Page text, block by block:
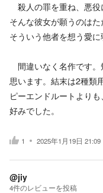
殺人の罪を重ね、悪役
そんな彼女が願うのはた
そういう他者を想う愛
間違いなく名作です。
思います。結末は2種類
ピーエンドルートより
好みでした。
1 2025年1月19日 21:09
@jiy
4件のレビューを投稿